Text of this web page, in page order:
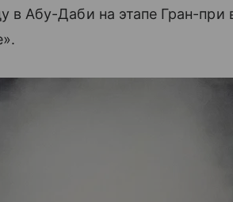
в Абу-Даби на этапе Гран-при